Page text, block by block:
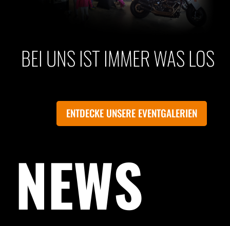
BEI UNS IST IMMER WAS LOS
ENTDECKE UNSERE EVENTGALERIEN
NEWS